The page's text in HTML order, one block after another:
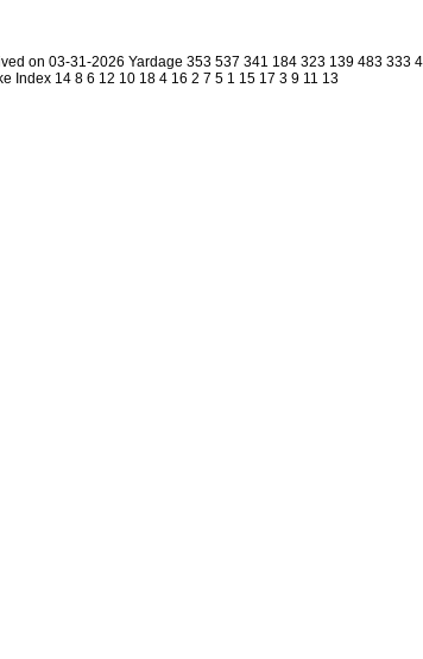
on 03-31-2026 Yardage 353 537 341 184 323 139 483 333
Index 14 8 6 12 10 18 4 16 2 7 5 1 15 17 3 9 11 13